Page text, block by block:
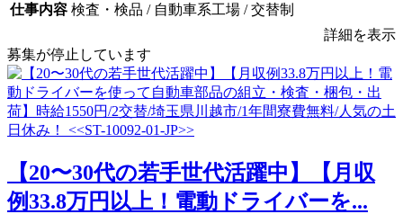
仕事内容 検査・検品 / 自動車系工場 / 交替制
詳細を表示
募集が停止しています
【20〜30代の若手世代活躍中】【月収
例33.8万円以上！電動ドライバーを...